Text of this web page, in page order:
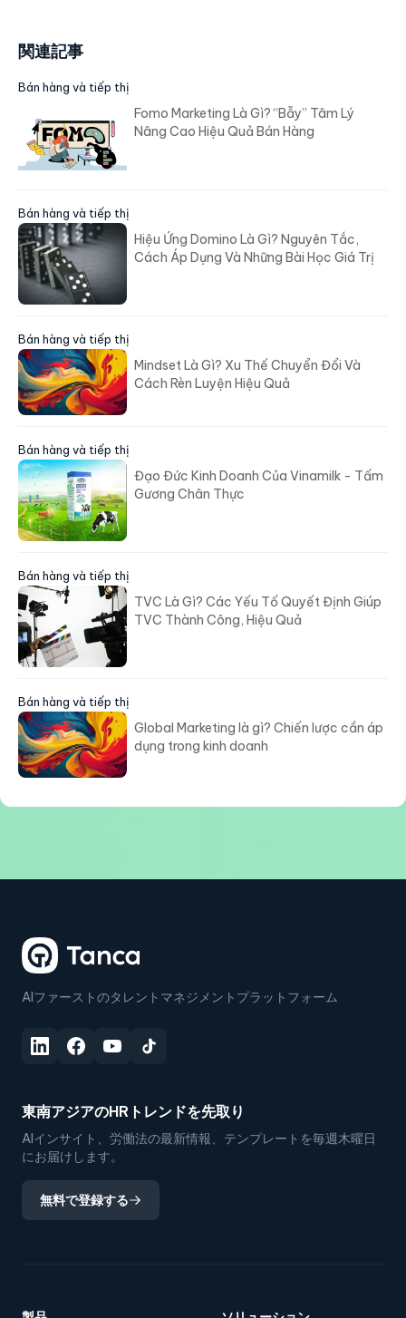
関連記事
Bán hàng và tiếp thị
Fomo Marketing Là Gì? “Bẫy” Tâm Lý
Nâng Cao Hiệu Quả Bán Hàng
Bán hàng và tiếp thị
Hiệu Ứng Domino Là Gì? Nguyên Tắc,
Cách Áp Dụng Và Những Bài Học Giá Trị
Bán hàng và tiếp thị
Mindset Là Gì? Xu Thế Chuyển Đổi Và
Cách Rèn Luyện Hiệu Quả
Bán hàng và tiếp thị
Đạo Đức Kinh Doanh Của Vinamilk - Tấm
Bán hàng và tiếp thị
TVC Là Gì? Các Yếu Tố Quyết Định Giúp
Bán hàng và tiếp thị
Global Marketing là gì? Chiến lược cần áp
東南アジアのHRトレンドを先取り
AIインサイト、労働法の最新情報、テンプレートを毎週木曜日
にお届けします。